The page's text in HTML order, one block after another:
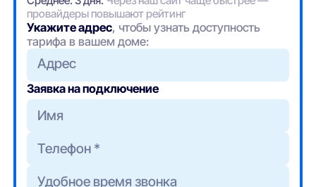
провайдеры повышают рейтинг
Укажите адрес, чтобы узнать доступность
тарифа в вашем доме:
Адрес
Заявка на подключение